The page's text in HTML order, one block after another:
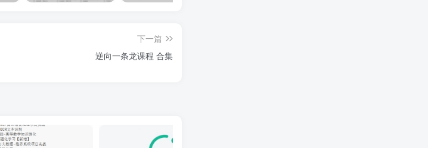
下一篇
逆向一条龙课程 合集